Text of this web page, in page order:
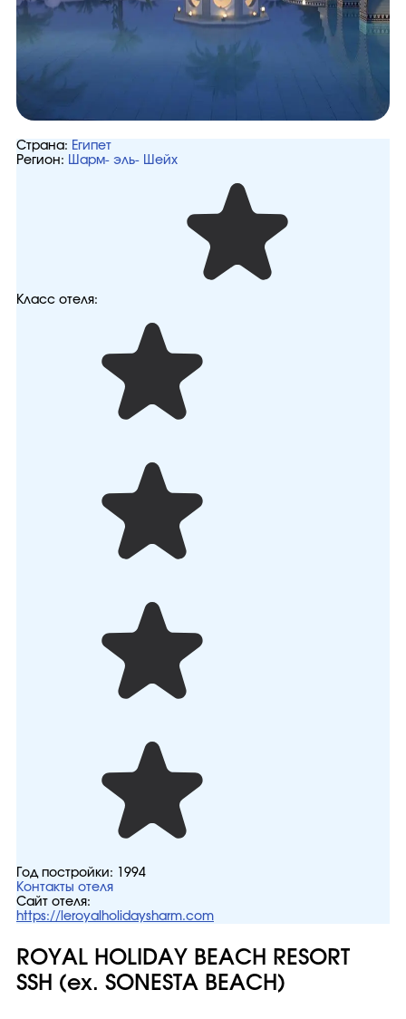
Страна: Египет
Регион: Шарм- эль- Шейх
Класс отеля:
Год постройки:
1994
Контакты отеля
Сайт отеля:
https://leroyalholidaysharm.com
ROYAL HOLIDAY BEACH RESORT
SSH (ex. SONESTA BEACH)